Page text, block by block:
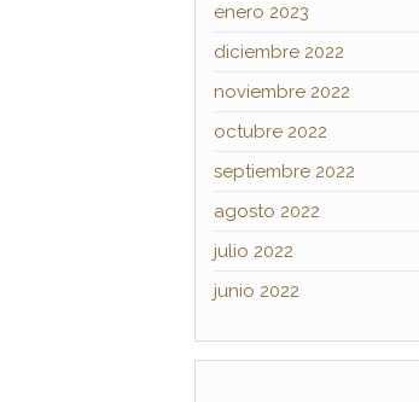
enero 2023
diciembre 2022
noviembre 2022
octubre 2022
septiembre 2022
agosto 2022
julio 2022
junio 2022